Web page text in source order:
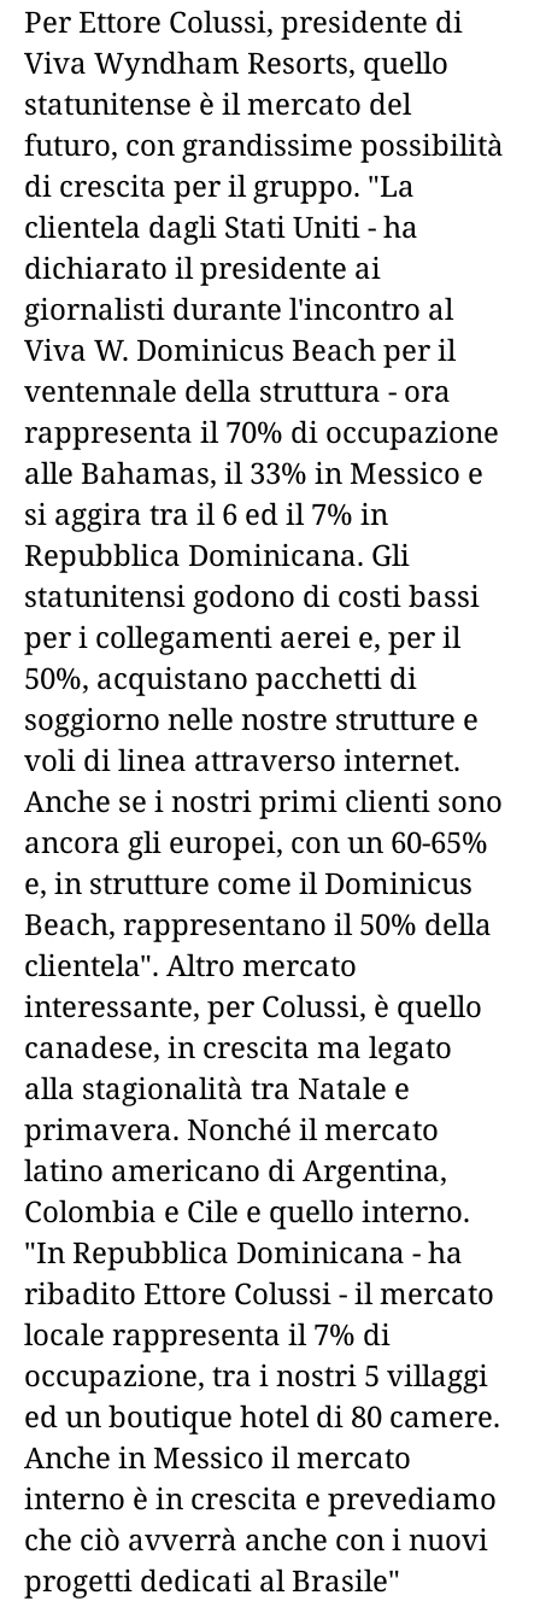
Per Ettore Colussi, presidente di
Viva Wyndham Resorts, quello
statunitense è il mercato del
futuro, con grandissime possibilità
di crescita per il gruppo. "La
clientela dagli Stati Uniti - ha
dichiarato il presidente ai
giornalisti durante l'incontro al
Viva W. Dominicus Beach per il
ventennale della struttura - ora
rappresenta il 70% di occupazione
alle Bahamas, il 33% in Messico e
si aggira tra il 6 ed il 7% in
Repubblica Dominicana. Gli
statunitensi godono di costi bassi
per i collegamenti aerei e, per il
50%, acquistano pacchetti di
soggiorno nelle nostre strutture e
voli di linea attraverso internet.
Anche se i nostri primi clienti sono
ancora gli europei, con un 60-65%
e, in strutture come il Dominicus
Beach, rappresentano il 50% della
clientela". Altro mercato
interessante, per Colussi, è quello
canadese, in crescita ma legato
alla stagionalità tra Natale e
primavera. Nonché il mercato
latino americano di Argentina,
Colombia e Cile e quello interno.
"In Repubblica Dominicana - ha
ribadito Ettore Colussi - il mercato
locale rappresenta il 7% di
occupazione, tra i nostri 5 villaggi
ed un boutique hotel di 80 camere.
Anche in Messico il mercato
interno è in crescita e prevediamo
che ciò avverrà anche con i nuovi
progetti dedicati al Brasile"